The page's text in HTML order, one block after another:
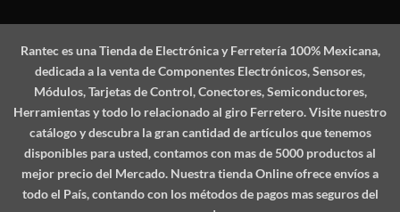
Ranteces una Tienda de Electrónica y Ferretería 100% Mexicana,
dedicada a la venta de Componentes Electrónicos, Sensores,
Módulos, Tarjetas de Control, Conectores, Semiconductores,
Herramientas y todo lo relacionado al giro Ferretero. Visite nuestro
catálogo y descubra la gran cantidad de artículos que tenemos
disponibles para usted, contamos con mas de 5000 productos al
mejor precio del Mercado. Nuestra tienda Online ofrece envíos a
todo el País, contando con los métodos de pagos mas seguros del